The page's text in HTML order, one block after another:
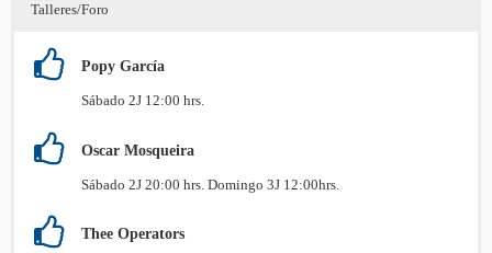
Talleres/Foro
Popy García
Sábado 2J 12:00 hrs.
Oscar Mosqueira
Sábado 2J 20:00 hrs. Domingo 3J 12:00hrs.
Thee Operators